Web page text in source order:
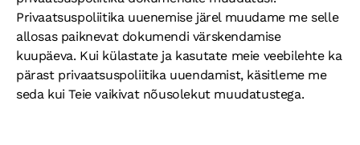
Privaatsuspoliitika uuenemise järel muudame me selle
allosas paiknevat dokumendi värskendamise
kuupäeva. Kui külastate ja kasutate meie veebilehte ka
pärast privaatsuspoliitika uuendamist, käsitleme me
seda kui Teie vaikivat nõusolekut muudatustega.